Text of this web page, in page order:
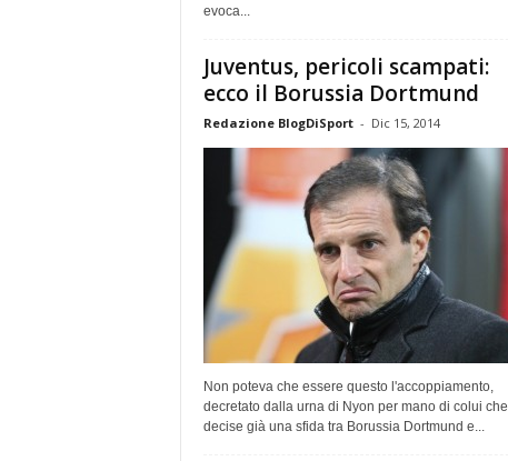
evoca...
Juventus, pericoli scampati:
ecco il Borussia Dortmund
Redazione BlogDiSport - Dic 15, 2014
Non poteva che essere questo l'accoppiamento,
decretato dalla urna di Nyon per mano di colui che
decise già una sfida tra Borussia Dortmund e...